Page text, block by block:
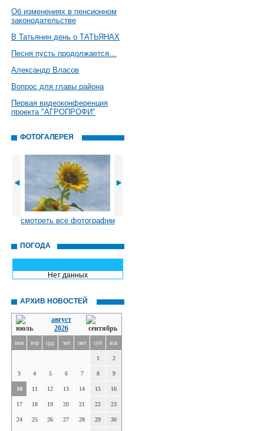
Об изменениях в пенсионном
законодательстве
В Татьянин день о ТАТЬЯНАХ
Песня пусть продолжается…
Александр Власов
Вопрос для главы района
Первая видеоконференция
проекта "АГРОПРОФИ"
ФОТОГАЛЕРЕЯ
смотреть все фотографии
ПОГОДА
Нет данных
АРХИВ НОВОСТЕЙ
август
2026
пон втр срд чет пят суб вск
1 2
3 4 5 6 7 8 9
10 11 12 13 14 15 16
17 18 19 20 21 22 23
24 25 26 27 28 29 30